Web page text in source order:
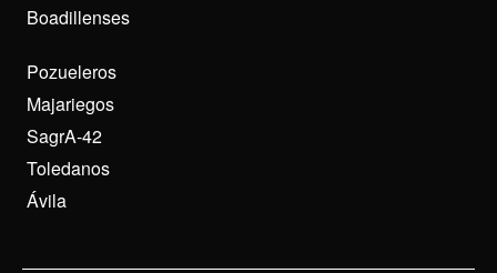
Boadillenses
Pozueleros
Majariegos
SagrA-42
Toledanos
Ávila